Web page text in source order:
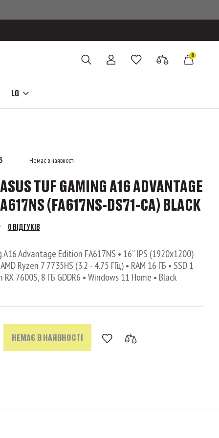
0
LG
Немає в наявності
TUF GAMING A16 ADVANTAGE
(FA617NS-DS71-CA) BLACK
0 ВІДГУКІВ
A16 Advantage Edition FA617NS • 16’’ IPS (1920x1200)
Ryzen 7 7735HS (3.2 - 4.75 ГГц) • RAM 16 ГБ • SSD 1
RX 7600S, 8 ГБ GDDR6 • Windows 11 Home • Black
НЕМАЄ В НАЯВНОСТІ